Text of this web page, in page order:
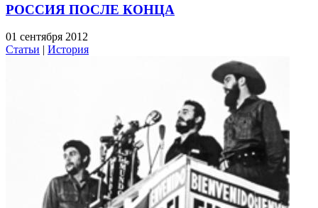
РОССИЯ ПОСЛЕ КОНЦА
01 сентября 2012
Статьи
История